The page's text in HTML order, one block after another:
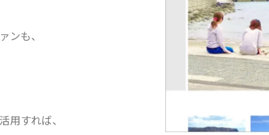
ンも、
用すれば、